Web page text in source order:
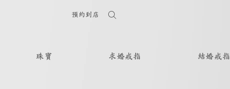
預約到店
珠寶 求婚戒指 結婚戒指